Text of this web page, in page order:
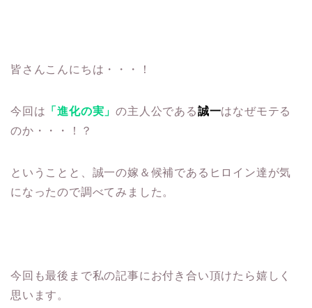
皆さんこんにちは・・・！
今回は 「進化の実」の主人公である誠一はなぜモテる
のか・・・！？
ということと、誠一の嫁＆候補であるヒロイン達が気
になったので調べてみました。
今回も最後まで私の記事にお付き合い頂けたら嬉しく
思います。